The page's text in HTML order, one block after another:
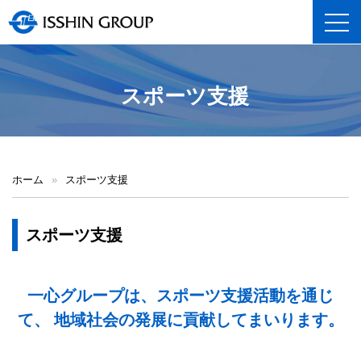
スポーツ支援
ホーム » スポーツ支援
スポーツ支援
一心グループは、スポーツ支援活動を通じ
て、
地域社会の発展に貢献してまいります。